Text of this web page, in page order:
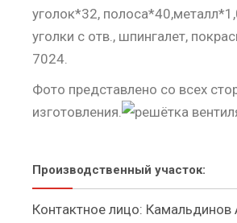
уголок*32,
уголки с отв., шпингалет,
7024.
Фото представлено со всех
изготовления.
Производственный участок:
Контактное лицо: Камальдинов